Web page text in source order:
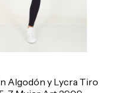
Algodón y Lycra Tiro